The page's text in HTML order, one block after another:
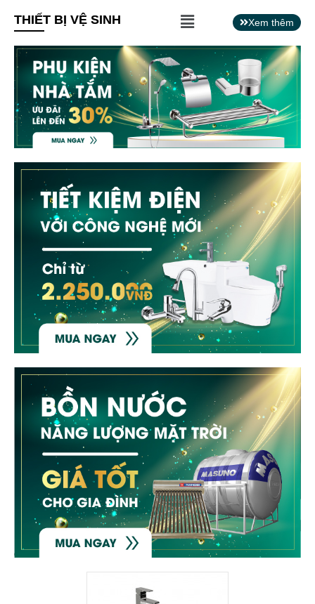
THIẾT BỊ VỆ SINH
Main
Xem thêm